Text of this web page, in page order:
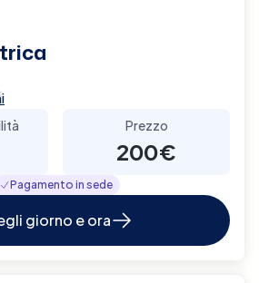
Prezzo
200€
Pagamento in sede
giorno e ora